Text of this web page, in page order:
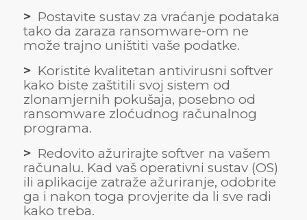
> Postavite sustav za vraćanje podataka
tako da zaraza ransomware-om ne
može trajno uništiti vaše podatke.
> Koristite kvalitetan antivirusni softver
kako biste zaštitili svoj sistem od
zlonamjernih pokušaja, posebno od
ransomware zloćudnog računalnog
programa.
> Redovito ažurirajte softver na vašem
računalu. Kad vaš operativni sustav (OS)
ili aplikacije zatraže ažuriranje, odobrite
ga i nakon toga provjerite da li sve radi
kako treba.